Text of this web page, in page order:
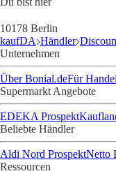
10178 Berlin
kaufDA Händler
Unternehmen
Über Bonial.deFür
Supermarkt Angebote
EDEKA Prospekt
Beliebte Händler
Aldi Nord ProspektNetto
Ressourcen